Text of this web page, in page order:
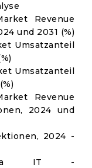
Revenue
und 2031 (%)
Umsatzanteil
Umsatzanteil
Revenue
2024 und
2024 -
IT -